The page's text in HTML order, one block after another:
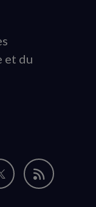
et du
Nous
Flux